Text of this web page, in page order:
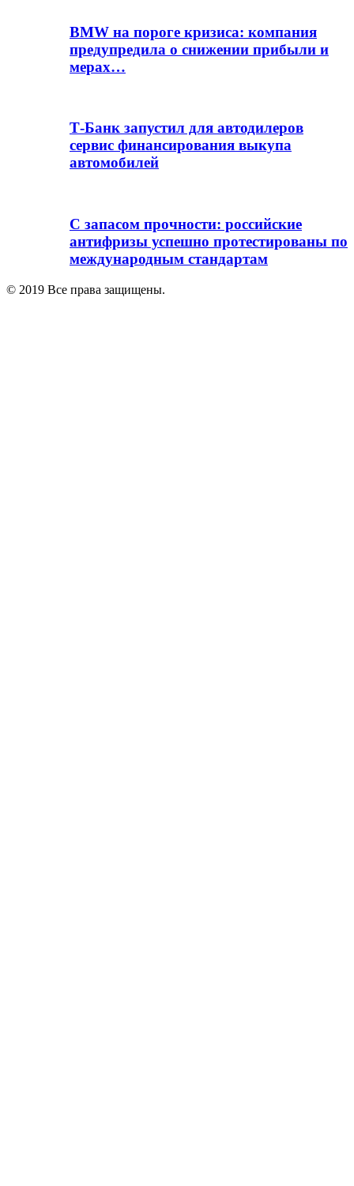
BMW на пороге кризиса: компания
предупредила о снижении прибыли и
мерах…
Т-Банк запустил для автодилеров
сервис финансирования выкупа
автомобилей
С запасом прочности: российские
антифризы успешно протестированы по
международным стандартам
© 2019 Все права защищены.